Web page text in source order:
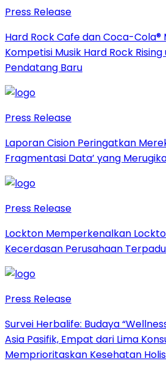
Press Release
Hard Rock Cafe dan Coca-Cola®
Kompetisi Musik Hard Rock Rising
Pendatang Baru
Press Release
Laporan Cision Peringatkan
Fragmentasi Data’ yang
Press Release
Lockton Memperkenalkan
Kecerdasan Perusahaan
Press Release
Survei Herbalife: Budaya
Asia Pasifik, Empat dari Lima
Memprioritaskan Kesehatan